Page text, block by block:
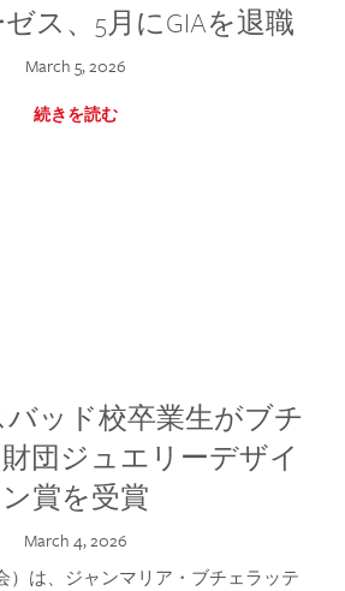
ス、5月にGIAを退職
March 5, 2026
続きを読む
バッド校卒業生がブチ
団ジュエリーデザイ
ン賞を受賞
March 4, 2026
）は、ジャンマリア・ブチェラッテ